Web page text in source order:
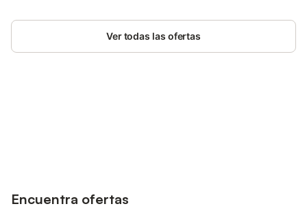
Ver todas las ofertas
Encuentra ofertas